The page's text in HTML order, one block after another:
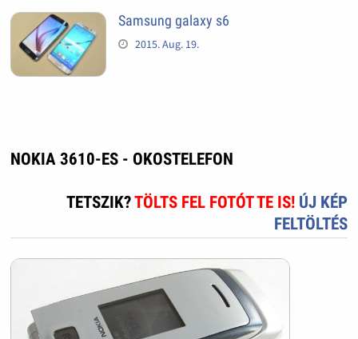
Samsung galaxy s6
2015. Aug. 19.
NOKIA 3610-ES - OKOSTELEFON
TETSZIK?TÖLTS FEL FOTÓT TE IS! ÚJ KÉP
FELTÖLTÉS